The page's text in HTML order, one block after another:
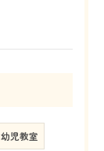
幼児教室